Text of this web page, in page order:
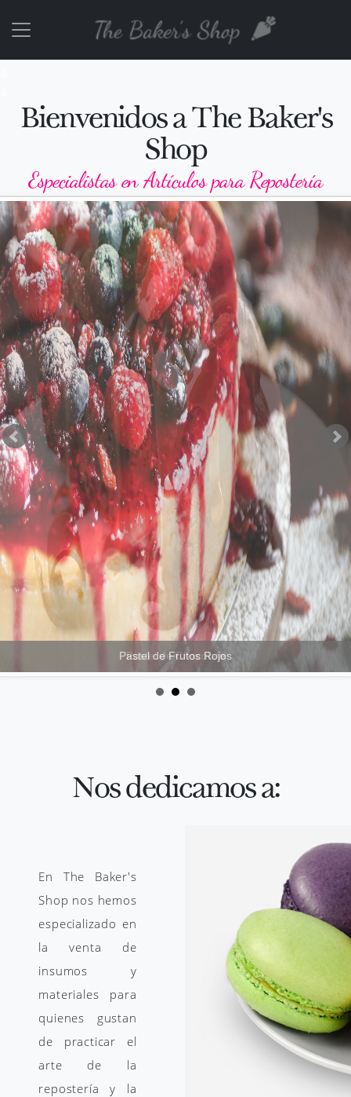
Bienvenidos a The Baker's
Shop
Especialistas en Artículos para Repostería
Pastel de Frutos Rojos
Pastel de Chocolate
Nos dedicamos a:
En The Baker's
Shop nos hemos
especializado en
la venta de
insumos y
materiales para
quienes gustan
de practicar el
arte de la
repostería y la